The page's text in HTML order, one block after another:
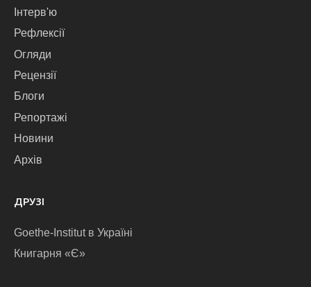
Інтерв'ю
Рефлексії
Огляди
Рецензії
Блоги
Репортажі
Новини
Архів
ДРУЗІ
Goethe-Institut в Україні
Книгарня «Є»